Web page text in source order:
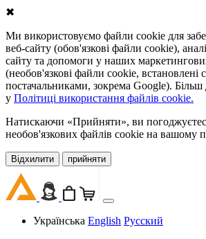
✖
Ми використовуємо файли cookie для
веб-сайту (обов'язкові файли cookie),
сайту та допомоги у наших
(необов'язкові файли cookie, встановлені
постачальниками, зокрема Google). Більш
у Політиці використання файлів cookie.
Натискаючи «Прийняти», ви
необов'язкових файлів cookie на вашому
Відхилити прийняти
Українська English Русский